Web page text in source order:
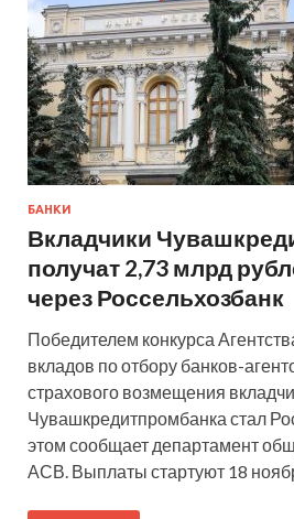
БАНКИ
Вкладчики
получат 2,73 млрд
через Россельхозбанк
Победителем конкурса
вкладов по отбору банков-
страхового возмещения
Чувашкредитпромбанка стал
этом сообщает департамент
АСВ. Выплаты стартуют 18